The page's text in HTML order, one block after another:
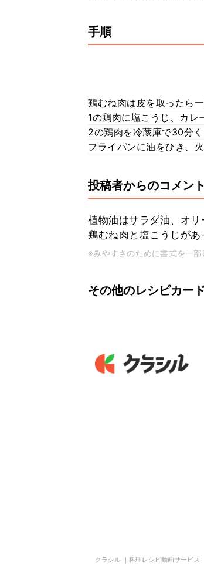
手順
鶏むね肉は皮を取ったら
1の鶏肉に塩こうじ、カレ
2の鶏肉を冷蔵庫で30分く
フライパンに油をひき、
投稿者からのコメント
植物油はサラダ油、オ
鶏むね肉と塩こうじがあ
※みやすさのために書式を一部
その他のレシピカー
クラシル ｜料理レシピ動画サービス